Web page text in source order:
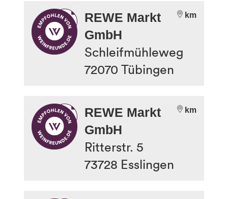
km
REWE Markt
GmbH
Schleifmühleweg
72070Tübingen
km
REWE Markt
GmbH
Ritterstr. 5
73728 Esslingen